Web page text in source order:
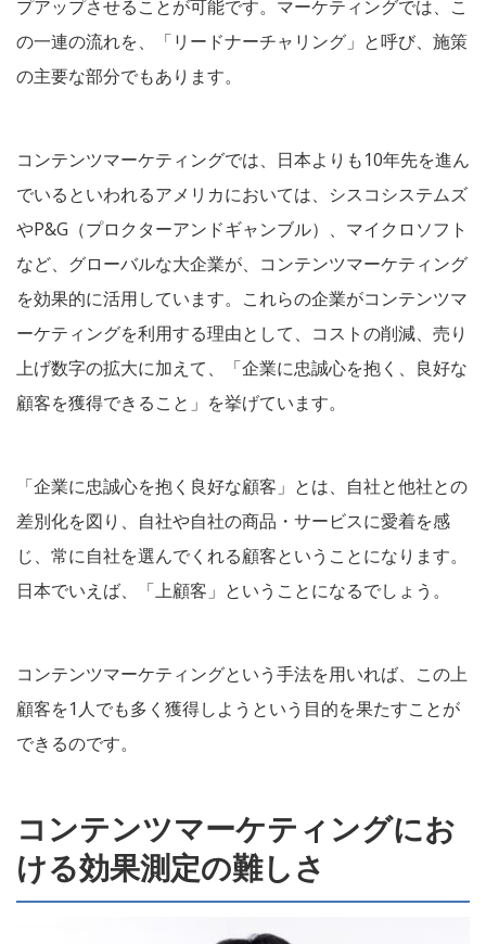
プアップさせることが可能です。マーケティングでは、こ
の一連の流れを、「リードナーチャリング」と呼び、施策
の主要な部分でもあります。
コンテンツマーケティングでは、日本よりも10年先を進ん
でいるといわれるアメリカにおいては、シスコシステムズ
やP&G（プロクターアンドギャンブル）、マイクロソフト
など、グローバルな大企業が、コンテンツマーケティング
を効果的に活用しています。これらの企業がコンテンツマ
ーケティングを利用する理由として、コストの削減、売り
上げ数字の拡大に加えて、「企業に忠誠心を抱く、良好な
顧客を獲得できること」を挙げています。
「企業に忠誠心を抱く良好な顧客」とは、自社と他社との
差別化を図り、自社や自社の商品・サービスに愛着を感
じ、常に自社を選んでくれる顧客ということになります。
日本でいえば、「上顧客」ということになるでしょう。
コンテンツマーケティングという手法を用いれば、この上
顧客を1人でも多く獲得しようという目的を果たすことが
できるのです。
コンテンツマーケティングにお
ける効果測定の難しさ